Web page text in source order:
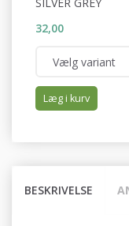
SILVER GREY
32,00
Læg i kurv
BESKRIVELSE